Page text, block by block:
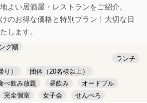
よい居酒屋・レストランをご紹介。
のお得な価格と特別プラン！大切な日
します。
グ順
ランチ
）
団体（20名様以上）
べ飲み放題 昼飲み
オードブル
完全個室 女子会
せんべろ